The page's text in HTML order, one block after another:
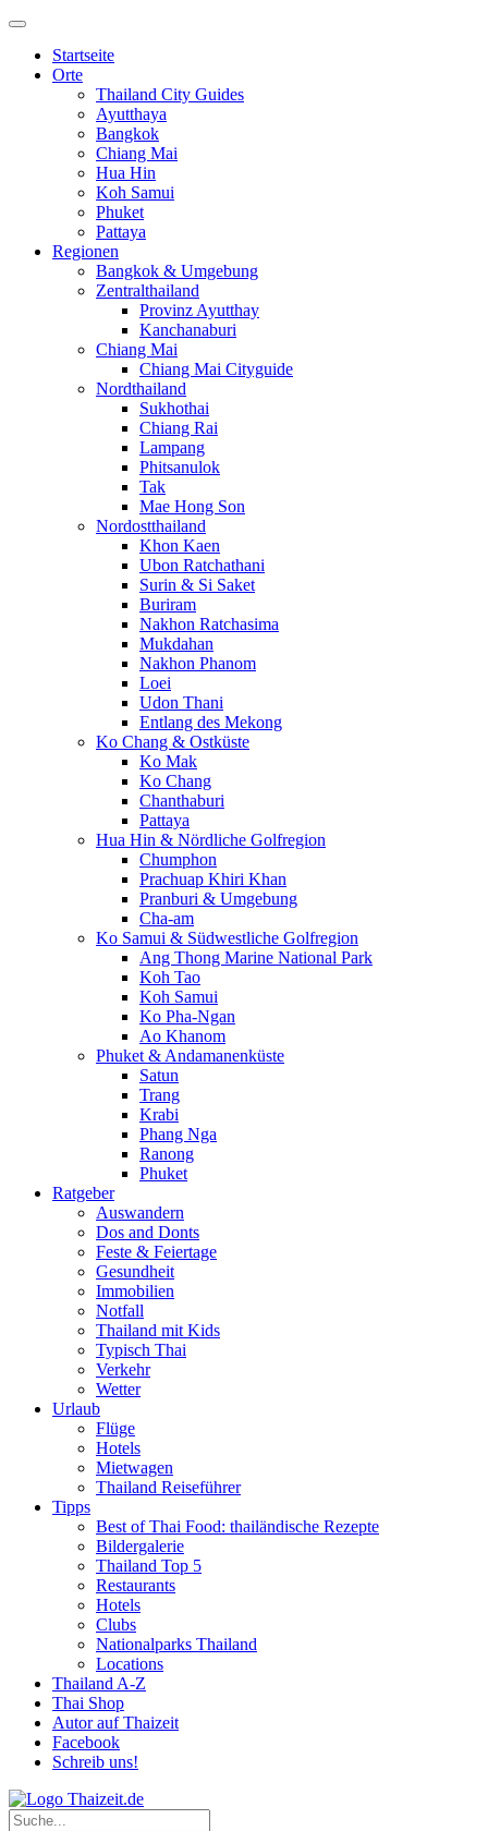
Startseite
Orte
Thailand City Guides
Ayutthaya
Bangkok
Chiang Mai
Hua Hin
Koh Samui
Phuket
Pattaya
Regionen
Bangkok & Umgebung
Zentralthailand
Provinz Ayutthay
Kanchanaburi
Chiang Mai
Chiang Mai Cityguide
Nordthailand
Sukhothai
Chiang Rai
Lampang
Phitsanulok
Tak
Mae Hong Son
Nordostthailand
Khon Kaen
Ubon Ratchathani
Surin & Si Saket
Buriram
Nakhon Ratchasima
Mukdahan
Nakhon Phanom
Loei
Udon Thani
Entlang des Mekong
Ko Chang & Ostküste
Ko Mak
Ko Chang
Chanthaburi
Pattaya
Hua Hin & Nördliche Golfregion
Chumphon
Prachuap Khiri Khan
Pranburi & Umgebung
Cha-am
Ko Samui & Südwestliche Golfregion
Ang Thong Marine National Park
Koh Tao
Koh Samui
Ko Pha-Ngan
Ao Khanom
Phuket & Andamanenküste
Satun
Trang
Krabi
Phang Nga
Ranong
Phuket
Ratgeber
Auswandern
Dos and Donts
Feste & Feiertage
Gesundheit
Immobilien
Notfall
Thailand mit Kids
Typisch Thai
Verkehr
Wetter
Urlaub
Flüge
Hotels
Mietwagen
Thailand Reiseführer
Tipps
Best of Thai Food: thailändische Rezepte
Bildergalerie
Thailand Top 5
Restaurants
Hotels
Clubs
Nationalparks Thailand
Locations
Thailand A-Z
Thai Shop
Autor auf Thaizeit
Facebook
Schreib uns!